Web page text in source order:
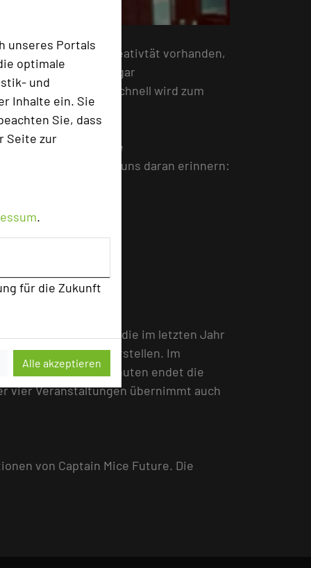
unseres Portals
optimale
und
Inhalte ein. Sie
Sie, dass
Seite zur
.
für die Zukunft
Alle akzeptieren
genug Zeit für Kreativtät vorhanden,
eventmüde oder gar
wird viel zu schnell wird zum
Start-ups, die die
Entrepreneure die uns daran erinnern:
MICE Future, die im letzten Jahr
Slam einzeln vorstellen. Im
Nach fünf Minuten endet die
vier Veranstaltungen übernimmt auch
von Captain Mice Future. Die